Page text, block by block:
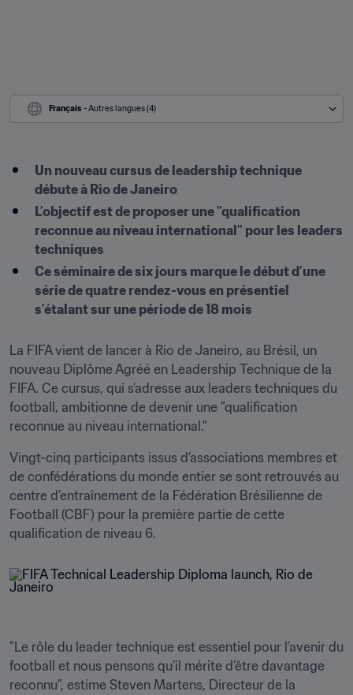
Français - Autres langues (4)
Un nouveau cursus de leadership technique
débute à Rio de Janeiro
L’objectif est de proposer une "qualification
reconnue au niveau international" pour les leaders
techniques
Ce séminaire de six jours marque le début d’une
série de quatre rendez-vous en présentiel
s’étalant sur une période de 18 mois
La FIFA vient de lancer à Rio de Janeiro, au Brésil, un
nouveau Diplôme Agréé en Leadership Technique de la
FIFA. Ce cursus, qui s’adresse aux leaders techniques du
football, ambitionne de devenir une "qualification
reconnue au niveau international."
Vingt-cinq participants issus d’associations membres et
de confédérations du monde entier se sont retrouvés au
centre d’entraînement de la Fédération Brésilienne de
Football (CBF) pour la première partie de cette
qualification de niveau 6.
"Le rôle du leader technique est essentiel pour l’avenir du
football et nous pensons qu’il mérite d’être davantage
reconnu", estime Steven Martens, Directeur de la